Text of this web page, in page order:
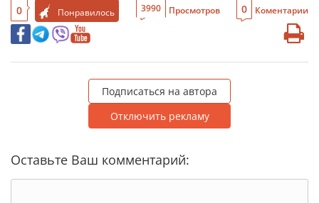
0 Понравилось 3990 Просмотров 0 Коментарии
Подписаться на автора
Отключить рекламу
Оставьте Ваш комментарий: